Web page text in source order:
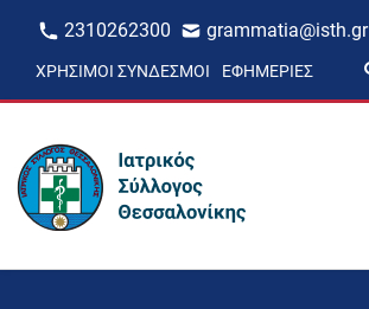
2310262300 grammatia@isth.gr
ΧΡΉΣΙΜΟΙ ΣΎΝΔΕΣΜΟΙ ΕΦΗΜΕΡΊΕΣ